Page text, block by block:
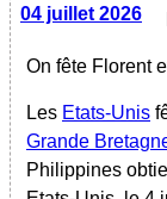
04 juillet 2026
On fête Florent
Les Etats-Unis
Grande
Philippines